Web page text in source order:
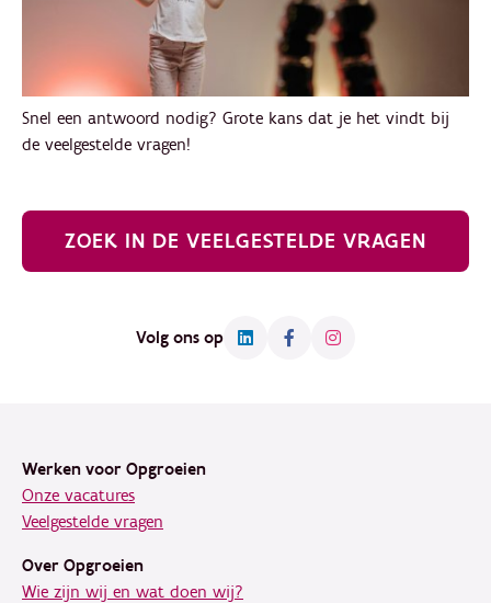
Snel een antwoord nodig? Grote kans dat je het vindt bij
de veelgestelde vragen!
ZOEK IN DE VEELGESTELDE VRAGEN
Volg ons op
Werken voor Opgroeien
Onze vacatures
Veelgestelde vragen
Over Opgroeien
Wie zijn wij en wat doen wij?